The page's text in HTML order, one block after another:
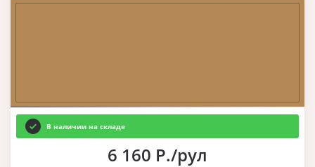
В наличии на складе
6 160 Р./рул